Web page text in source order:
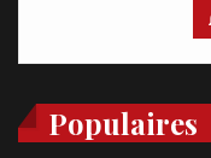
Populaires